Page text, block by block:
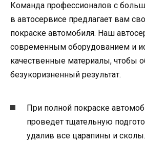
Команда профессионалов с
в автосервисе предлагает вам
покраске автомобиля. Наш
современным оборудованием и
качественные материалы, чтобы
безукоризненный результат.
При полной покраске
проведет тщательную
удалив все царапины и